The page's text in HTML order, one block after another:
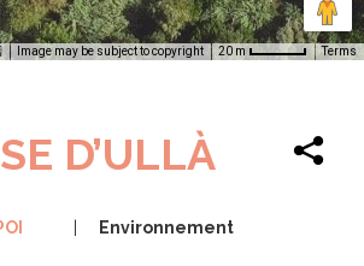
Image may be subject to copyright 20 m Terms
D’ULLÀ
Environnement